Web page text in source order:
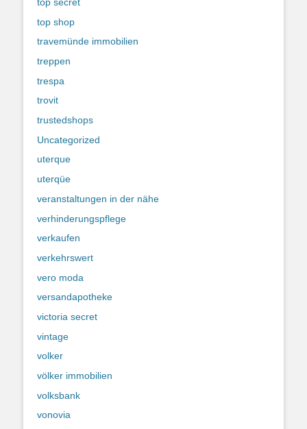
top shop
travemünde immobilien
treppen
trespa
trovit
trustedshops
Uncategorized
uterque
uterqüe
veranstaltungen in der nähe
verhinderungspflege
verkaufen
verkehrswert
vero moda
versandapotheke
victoria secret
vintage
volker
völker immobilien
volksbank
vonovia